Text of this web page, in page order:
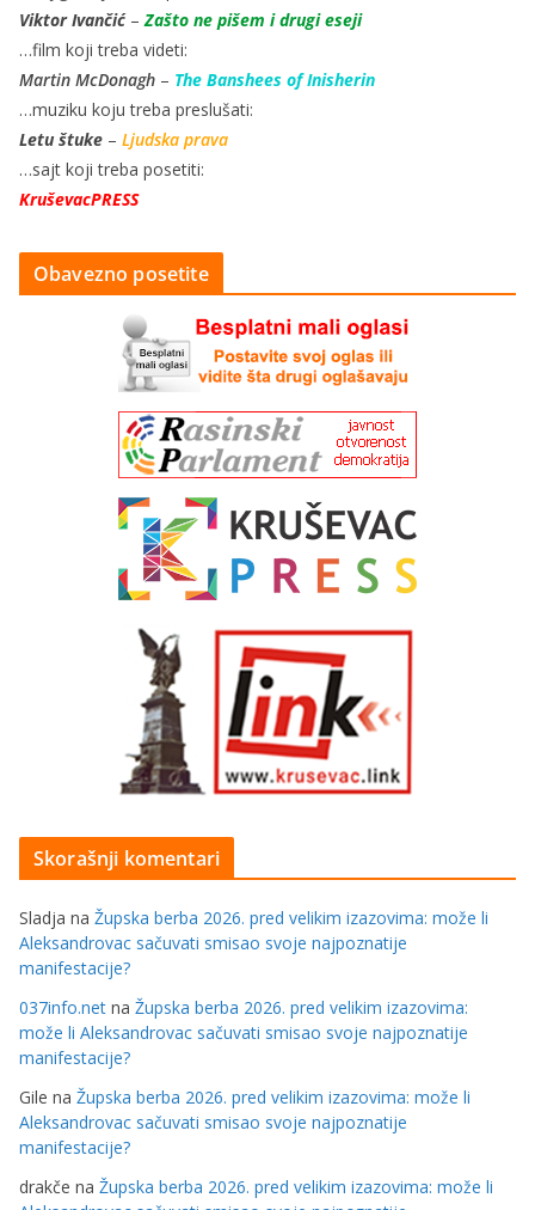
Viktor Ivančić–Zašto ne pišem i drugi eseji
…film koji treba videti:
Martin McDonagh – The Banshees of Inisherin
…muziku koju treba preslušati:
Letu štuke – Ljudska prava
…sajt koji treba posetiti:
KruševacPRESS
Obavezno posetite
Skorašnji komentari
Sladja na Župska berba 2026. pred velikim izazovima: može li
Aleksandrovac sačuvati smisao svoje najpoznatije
manifestacije?
037info.net na Župska berba 2026. pred velikim izazovima:
može li Aleksandrovac sačuvati smisao svoje najpoznatije
manifestacije?
Gile na Župska berba 2026. pred velikim izazovima: može li
Aleksandrovac sačuvati smisao svoje najpoznatije
manifestacije?
drakče na Župska berba 2026. pred velikim izazovima: može li